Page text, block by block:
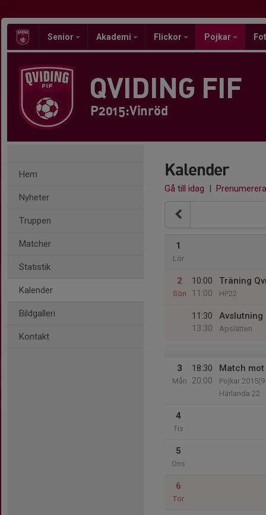
Senior Akademi Flickor Pojkar
QVIDING FIF
P2015:Vinröd
Hem
Nyheter
Truppen
Matcher
Statistik
Kalender
Bildgalleri
Kontakt
Kalender
Gå till idag | Prenumerera
1
Lör
2
Sön
10:00
11:00
Träning
HP22
11:30
13:30
Apslätten
3
Mån
18:30
20:00
Match
Pojkar
Härlanda 22
4
Tis
5
Ons
6
Tor